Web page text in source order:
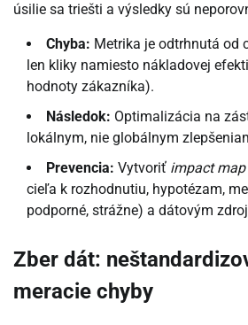
úsilie sa triešti a výsledky sú
Chyba: Metrika je odtrhnutá od
len kliky namiesto nákladovej
hodnoty zákazníka).
Následok: Optimalizácia na
lokálnym, nie globálnym
Prevencia: Vytvoriť impact map
cieľa k rozhodnutiu, hypotézam,
podporné, strážne) a dátovým
Zber dát:
meracie chyby